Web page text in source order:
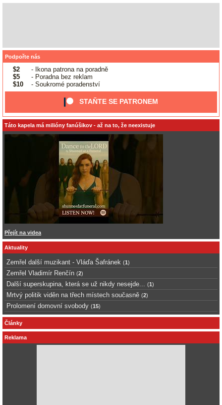
Podpořte nás
$2
- Ikona patrona na poradně
$5
- Poradna bez reklam
$10
- Soukromé poradenství
STAŇTE SE PATRONEM
Táto kapela má milióny fanúšikov - až na to, že neexistuje
Přejít na videa
Aktuality
Zemřel další muzikant - Vláďa Šafránek (1)
Zemřel Vladimír Renčín (2)
Další superskupina, která se už nikdy nesejde... (1)
Mrtvý politik viděn na třech místech současně (2)
Prolomení domovní svobody (15)
Články
Reklama